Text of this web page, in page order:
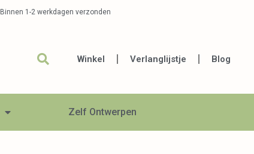
Binnen 1-2 werkdagen verzonden
Winkel Verlanglijstje Blog
Zelf Ontwerpen